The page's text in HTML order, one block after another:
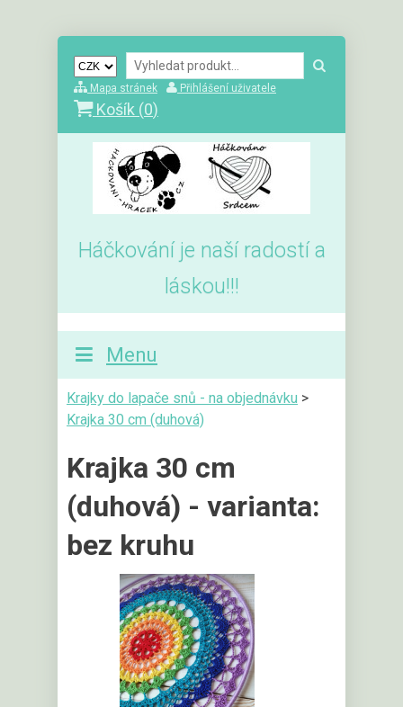
Mapa stránek Přihlášení uživatele
Košík (0)
Háčkování je naší radostí a
láskou!!!
Menu
Krajky do lapače snů - na objednávku >
Krajka 30 cm (duhová)
Krajka 30 cm
(duhová) - varianta:
bez kruhu